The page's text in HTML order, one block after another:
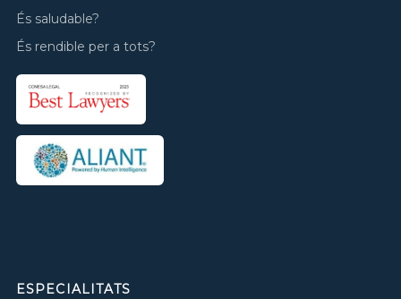
És saludable?
És rendible per a tots?
ESPECIALITATS